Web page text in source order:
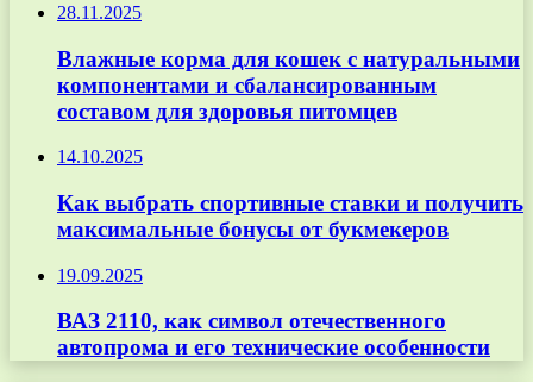
28.11.2025
Влажные корма для кошек с натуральными
компонентами и сбалансированным
составом для здоровья питомцев
14.10.2025
Как выбрать спортивные ставки и получить
максимальные бонусы от букмекеров
19.09.2025
ВАЗ 2110, как символ отечественного
автопрома и его технические особенности